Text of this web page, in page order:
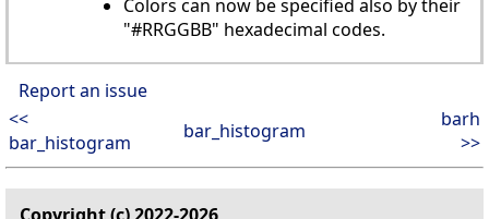
Colors can now be specified also by their
"#RRGGBB" hexadecimal codes.
Report an issue
<<
bar_histogram
bar_histogram
barh
>>